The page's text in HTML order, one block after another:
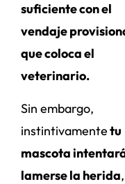
suficiente con el
vendaje
que coloca el
veterinario.
Sin embargo,
instintivamentetu
mascota
lamerse la herida